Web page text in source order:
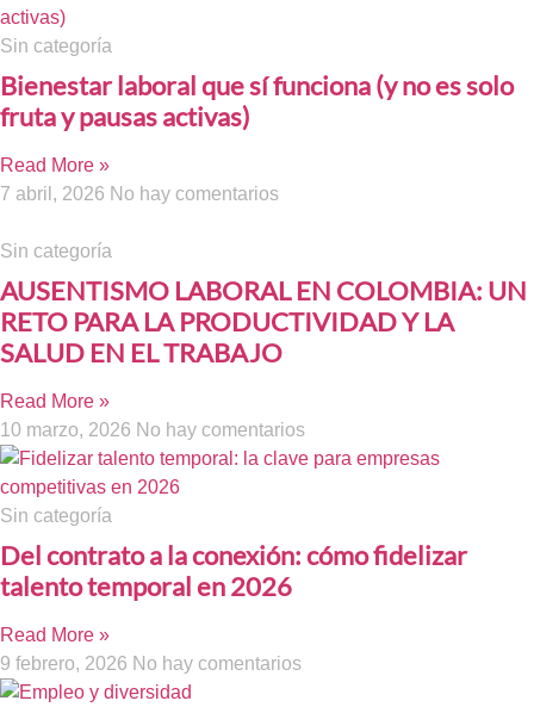
Sin categoría
Bienestar laboral que sí funciona (y no es solo
fruta y pausas activas)
Read More »
7 abril, 2026 No hay comentarios
Sin categoría
AUSENTISMO LABORAL EN COLOMBIA: UN
RETO PARA LA PRODUCTIVIDAD Y LA
SALUD EN EL TRABAJO
Read More »
10 marzo, 2026 No hay comentarios
Sin categoría
Del contrato a la conexión: cómo fidelizar
talento temporal en 2026
Read More »
9 febrero, 2026 No hay comentarios